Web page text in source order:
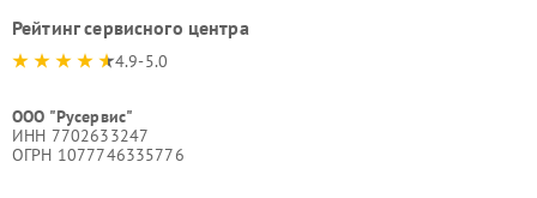
Рейтинг сервисного центра
4.9-5.0
ООО "Русервис"
ИНН 7702633247
ОГРН 1077746335776